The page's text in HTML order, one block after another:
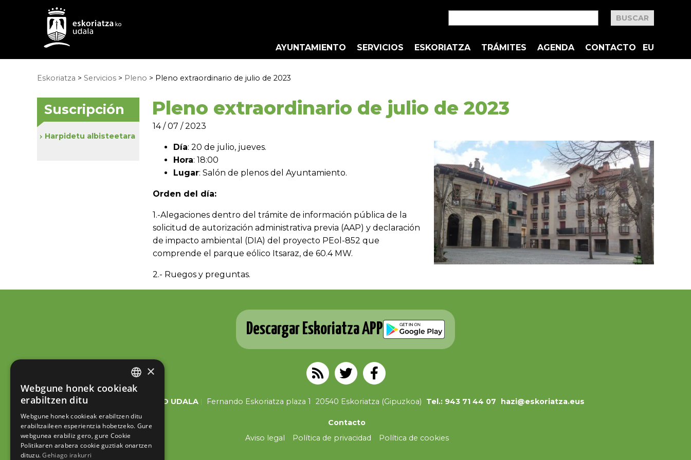
AYUNTAMIENTO SERVICIOS ESKORIATZA TRÁMITES AGENDA CONTACTO EU
Eskoriatza > Servicios > Pleno > Pleno extraordinario de julio de 2023
Pleno extraordinario de julio de 2023
14 / 07 / 2023
Día: 20 de julio, jueves.
Hora: 18:00
Lugar: Salón de plenos del Ayuntamiento.
Orden del día:
1.-Alegaciones dentro del trámite de información pública de la
solicitud de autorización administrativa previa (AAP) y declaración
de impacto ambiental (DIA) del proyecto PEol-852 que
comprende el parque eólico Itsaraz, de 60.4 MW.
2.- Ruegos y preguntas.
Suscripción
Harpidetu albisteetara
Descargar Eskoriatza APP
ESKORIATZAKO UDALA Fernando Eskoriatza plaza 1 20540 Eskoriatza (Gipuzkoa) Tel.: 943 71 44 07 hazi@eskoriatza.eus
Contacto
Aviso legal
Política de privacidad Política de cookies
BASQUE
SPANISH
×
Webgune honek cookieak
erabiltzen ditu
Webgune honek cookieak erabiltzen ditu
erabiltzaileen esperientzia hobetzeko. Gure
webgunea erabiliz gero, gure Cookie
Politikaren arabera cookie guztiak onartzen
dituzu. Gehiago irakurri